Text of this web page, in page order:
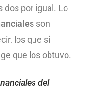
dos por igual. Lo
son
los que sí
que los obtuvo.
del